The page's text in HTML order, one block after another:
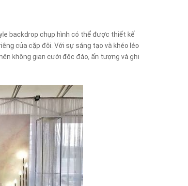
backdrop chụp hình có thể được thiết kế
của cặp đôi. Với sự sáng tạo và khéo léo
không gian cưới độc đáo, ấn tượng và ghi